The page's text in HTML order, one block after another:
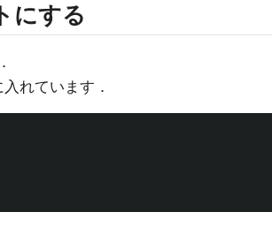
にする
れています．